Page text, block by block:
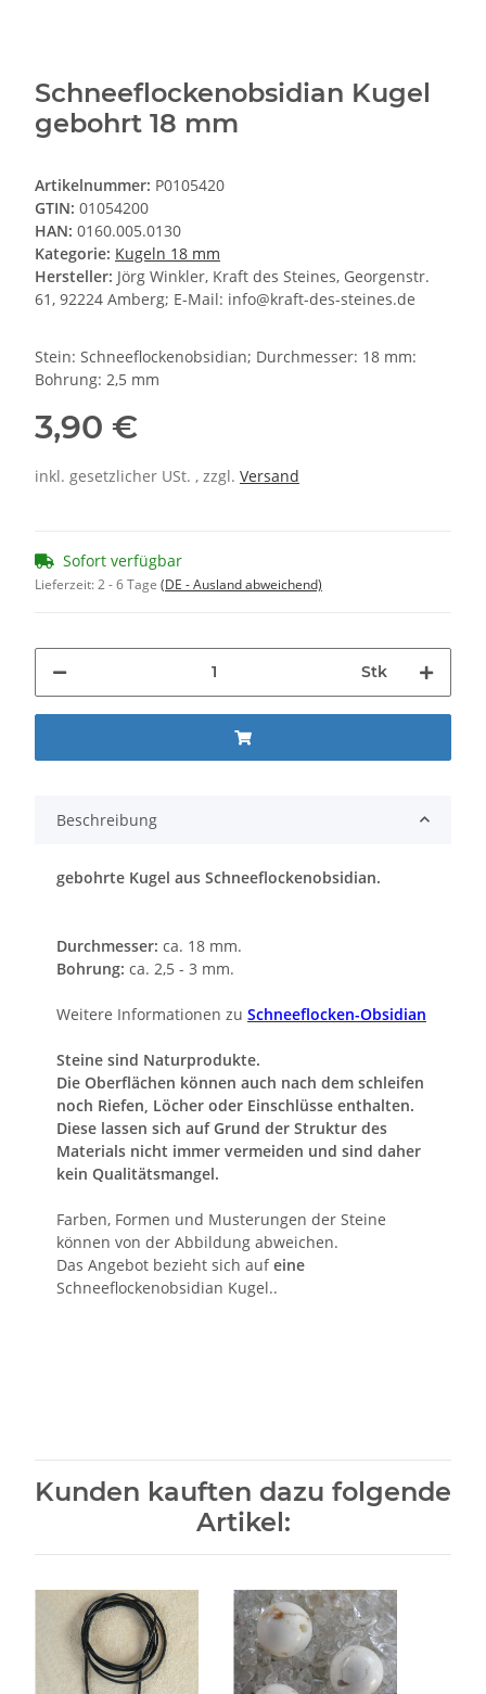
Schneeflockenobsidian Kugel
gebohrt 18 mm
Artikelnummer: P0105420
GTIN: 01054200
HAN: 0160.005.0130
Kategorie: Kugeln 18 mm
Hersteller: Jörg Winkler, Kraft des Steines, Georgenstr.
61, 92224 Amberg; E-Mail: info@kraft-des-steines.de
Stein: Schneeflockenobsidian; Durchmesser: 18 mm:
Bohrung: 2,5 mm
3,90 €
inkl. gesetzlicher USt. , zzgl. Versand
Sofort verfügbar
Lieferzeit:2 - 6 Tage (DE - Ausland abweichend)
Stk
Beschreibung
gebohrte Kugel aus Schneeflockenobsidian.
Durchmesser: ca. 18 mm.
Bohrung: ca. 2,5 - 3 mm.
Weitere Informationen zu Schneeflocken-Obsidian
Steine sind Naturprodukte.
Die Oberflächen können auch nach dem schleifen
noch Riefen, Löcher oder Einschlüsse enthalten.
Diese lassen sich auf Grund der Struktur des
Materials nicht immer vermeiden und sind daher
kein Qualitätsmangel.
Farben, Formen und Musterungen der Steine
können von der Abbildung abweichen.
Das Angebot bezieht sich aufeine
Schneeflockenobsidian Kugel..
Kunden kauften dazu folgende
Artikel: